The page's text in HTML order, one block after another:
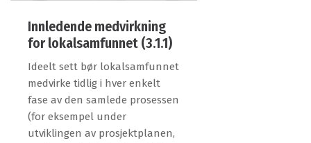
Innledende medvirkning
for lokalsamfunnet (3.1.1)
Ideelt sett bør lokalsamfunnet
medvirke tidlig i hver enkelt
fase av den samlede prosessen
(for eksempel under
utviklingen av prosjektplanen,